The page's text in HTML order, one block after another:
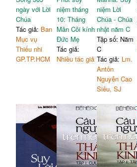
ngày với Lời
Chúa
Tác giả: Ban
Mục vụ
Thiếu nhi
GP.TP.HCM
niệm tháng
10: Tháng
Mân Côi kính
Đức Mẹ
Tác giả:
Nhiều tác giả
niệm Lời
Chúa - Chúa
nhật năm C
Tập số: Năm
C
Tác giả: Lm.
Antôn
Nguyễn Cao
Siêu, SJ